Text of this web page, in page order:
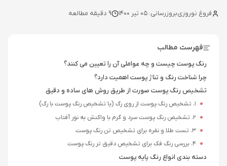
فروغ نوروزیبروزرسانی: 05 تیر 1400 9 دقیقه مطالعه
فهرست مطالب
رنگ پوست چیست و چه عواملی آن را تعیین می کنند؟
چرا شناخت رنگ و تناژ پوست اهمیت دارد؟
تشخیص رنگ پوست صورت از طریق روش های ساده و دقیق
1. تشخیص رنگ پوست از روی رگ (یا تشخیص رنگ پوست با رگ)
2. تشخیص رنگ پوست سرد و گرم با واکنش به نور آفتاب
3. تست طلا و نقره برای تشخیص تن رنگ پوست
4. بررسی رنگ فک برای تشخیص دقیق تر رنگ پوست
دسته بندی انواع رنگ پایه پوست